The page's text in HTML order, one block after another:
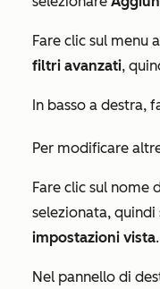
Fare clic sul menu
filtri avanzati,
In basso a destra,
Per modificare
Fare clic sul nome
selezionata, quindi
impostazioni vista.
Nel pannello di